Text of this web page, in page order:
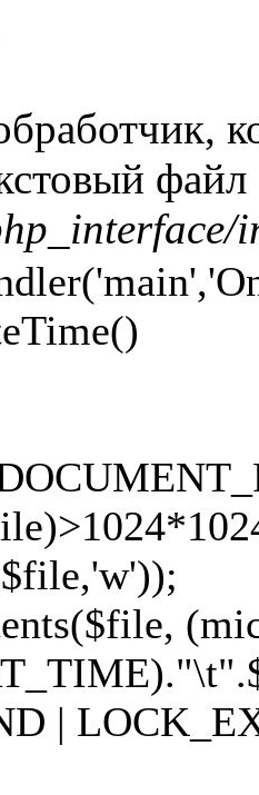
файл
|